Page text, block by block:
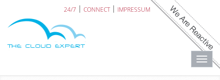
24/7 CONNECT IMPRESSUM